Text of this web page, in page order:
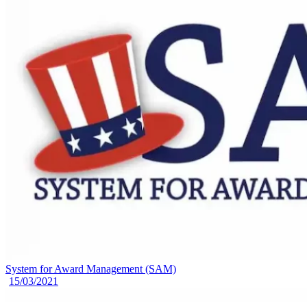
System for Award Management (SAM)
15/03/2021